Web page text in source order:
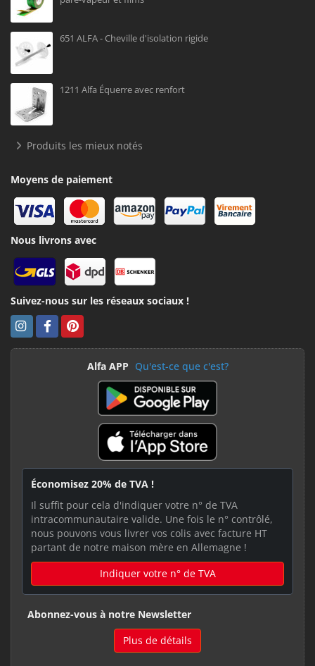
651 ALFA - Cheville d'isolation rigide
1211 Alfa Équerre avec renfort
Produits les mieux notés
Moyens de paiement
Nous livrons avec
Suivez-nous sur les réseaux sociaux !
Alfa APP Qu'est-ce que c'est?
Économisez 20% de TVA !
Il suffit pour cela d'indiquer votre n° de TVA
intracommunautaire valide. Une fois le n° contrôlé,
nous pouvons vous livrer vos colis avec facture HT
partant de notre maison mère en Allemagne !
Indiquer votre n° de TVA
Abonnez-vous à notre Newsletter
Plus de détails